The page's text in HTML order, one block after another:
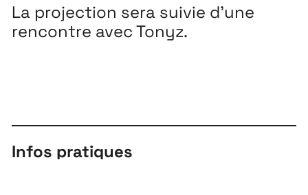
26 JUILLET ↘ 5 SEPTEMBRE
La projection sera suivie d’une
rencontre avec Tonyz.
Infos pratiques